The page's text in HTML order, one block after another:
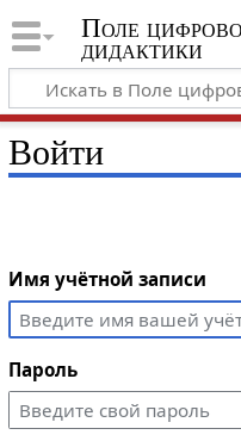
Поле
дидактики
Войти
Имя учётной записи
Пароль